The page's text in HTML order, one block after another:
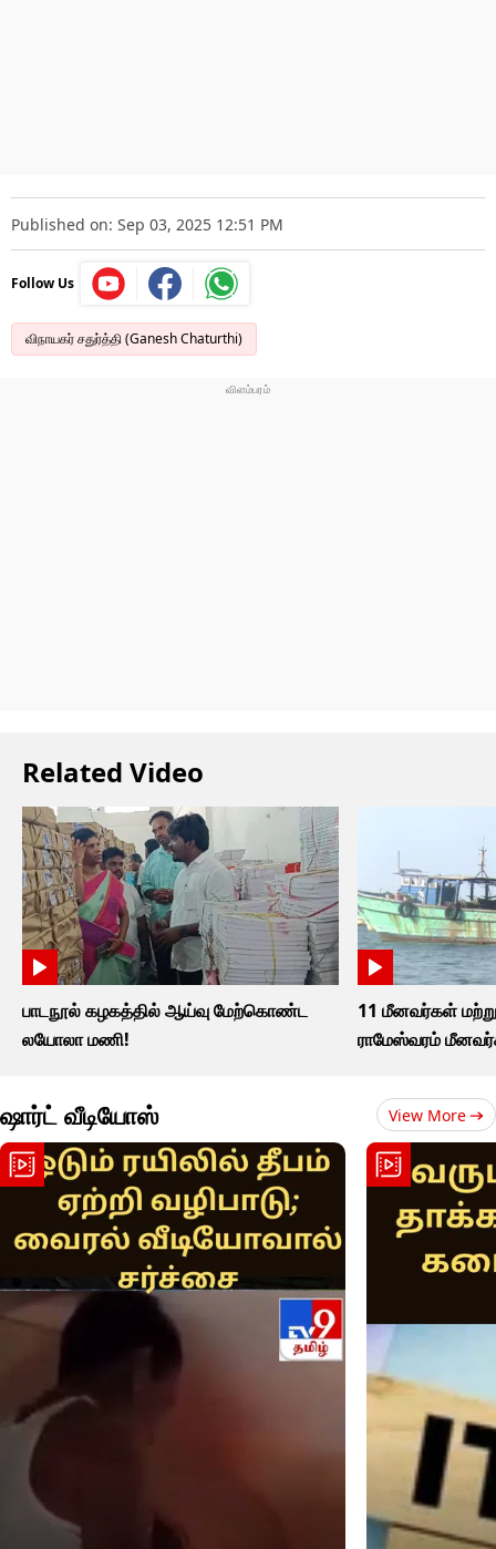
Published on: Sep 03, 2025 12:51 PM
Follow Us
விநாயகர் சதுர்த்தி (Ganesh Chaturthi)
Related Video
பாடநூல் கழகத்தில் ஆய்வு மேற்கொண்ட
லயோலா மணி!
11 மீனவர்கள்
ராமேஸ்வரம்
ஷார்ட் வீடியோஸ் View More